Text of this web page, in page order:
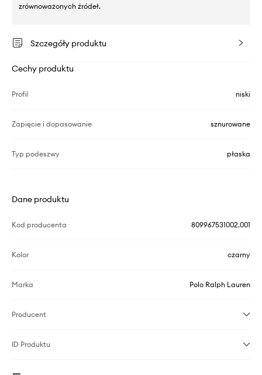
zrównoważonych źródeł.
Szczegóły produktu
Cechy produktu
Profil niski
Zapięcie i dopasowanie sznurowane
Typ podeszwy płaska
Dane produktu
Kod producenta 809967531002.001
Kolor czarny
Marka Polo Ralph Lauren
Producent
ID Produktu